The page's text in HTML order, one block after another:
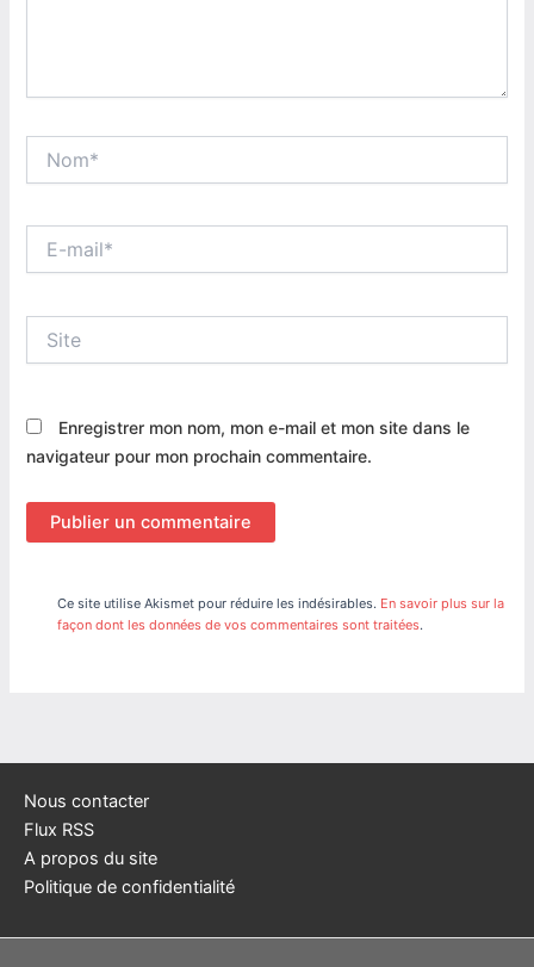
mail*
Enregistrer mon nom, mon e-mail et mon site dans le
navigateur pour mon prochain commentaire.
Ce site utilise Akismet pour réduire les indésirables. En savoir plus sur la
façon dont les données de vos commentaires sont traitées.
Nous contacter
Flux RSS
A propos du site
Politique de confidentialité